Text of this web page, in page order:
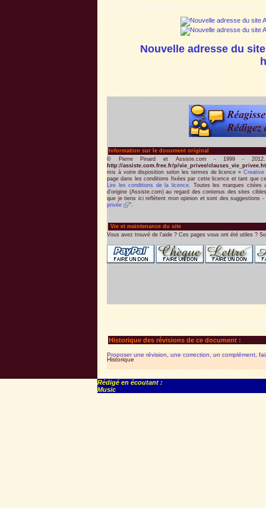
Nouvelle adresse du
Information sur le document original
© Pierre Pinard et Assiste.com - 1999 -
http://assiste.com.free.fr/p/vie_privee/
mis à votre disposition selon les termes de licence « Creative
page dans les conditions fixées par cette licence et tant que
Lire les conditions de la licence. Toutes les marques citées
d'origine (Assiste.com) au regard des contenus des sites
que je tiens ici reflètent mon opinion et sont des suggestions
privée
".
Vie et maintenance du site
Vous avez trouvé de l'aide ? Ces pages vous ont été utiles ?
Historique des révisions de ce document :
Proposer une révision, une correction, un complément,
Historique
Rédigé en écoutant :
Music